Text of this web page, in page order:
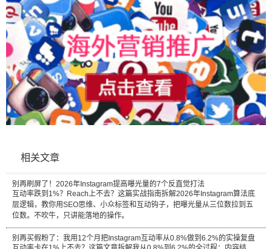
相关文章
别再刷屏了！2026年Instagram提高曝光量的7个反直觉打法
互动率跌到1%？Reach上不去？这篇实战指南拆解2026年Instagram算法底
层逻辑，教你用SEO思维、小众标签和互动钩子，把曝光量从三位数拉到五
位数。不吹牛，只讲能落地的操作。
别再买假粉了：我用12个月把Instagram互动率从0.8%做到6.2%的实操复盘